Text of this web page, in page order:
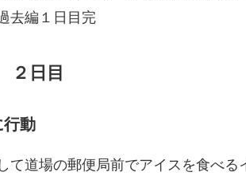
去編１日目完
日目
行動
て道場の郵便局前でアイスを食べ